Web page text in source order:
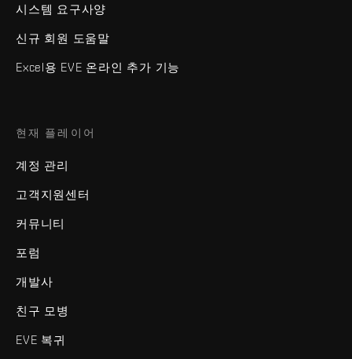
시스템 요구사양
신규 회원 도움말
Excel용 EVE 온라인 추가 기능
현재 플레이어
계정 관리
고객지원센터
커뮤니티
포럼
개발사
친구 모병
EVE 복귀